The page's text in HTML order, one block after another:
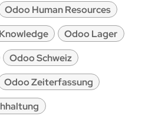
Odoo Human Resources
Odoo Lager
Odoo Schweiz
Odoo Zeiterfassung